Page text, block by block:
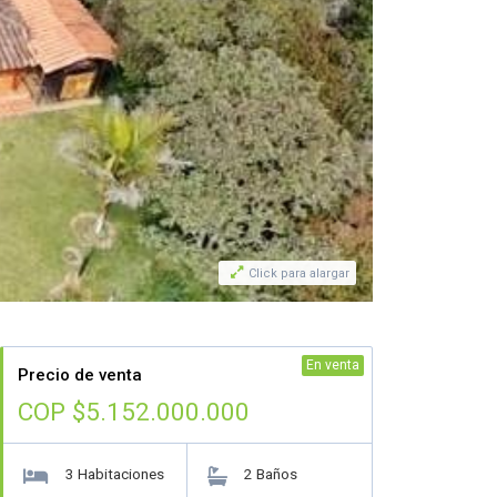
 Click para alargar
Precio de venta
COP $5.152.000.000
 3 Habitaciones  2 Baños
En venta